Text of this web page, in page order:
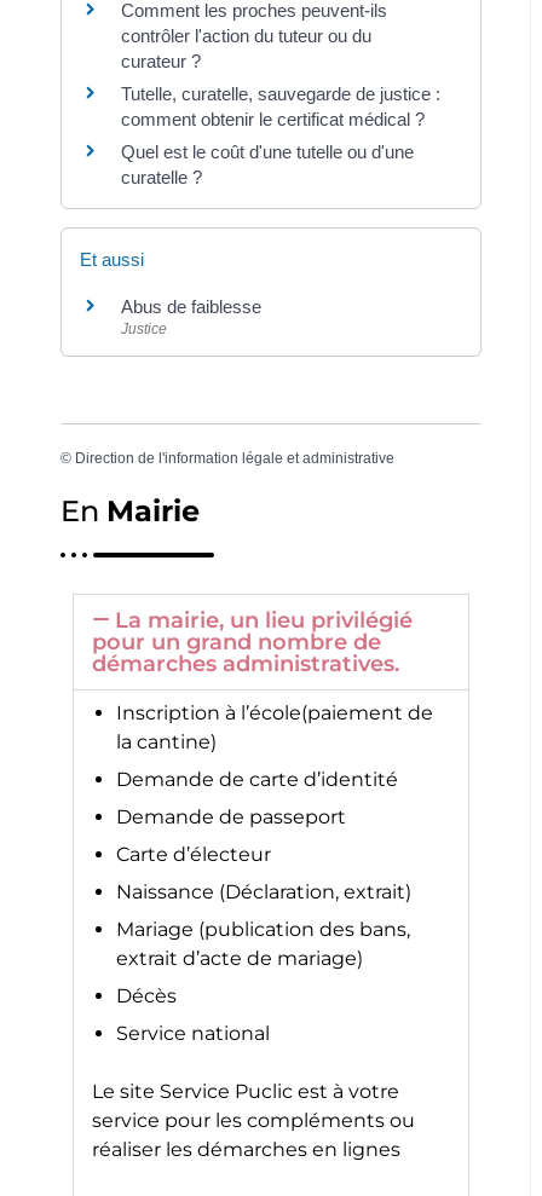
Comment les proches peuvent-ils
contrôler l'action du tuteur ou du
curateur ?
Tutelle, curatelle, sauvegarde de justice :
comment obtenir le certificat médical ?
Quel est le coût d'une tutelle ou d'une
curatelle ?
Et aussi
Abus de faiblesse
Justice
© Direction de l'information légale et administrative
En Mairie
La mairie, un lieu privilégié
pour un grand nombre de
démarches administratives.
Inscription à l’école(paiement de
la cantine)
Demande de carte d’identité
Demande de passeport
Carte d’électeur
Naissance (Déclaration, extrait)
Mariage (publication des bans,
extrait d’acte de mariage)
Décès
Service national
Le site Service Puclic est à votre
service pour les compléments ou
réaliser les démarches en lignes